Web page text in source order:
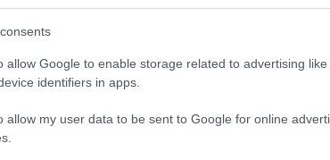
allow Google to enable storage related to advertising
identifiers in apps.
allow my user data to be sent to Google for online
durante la delicata manovra di
onde di forte intensità, danneggiando
che si è ribaltato, danneggiando
e equipaggio non hanno riportato